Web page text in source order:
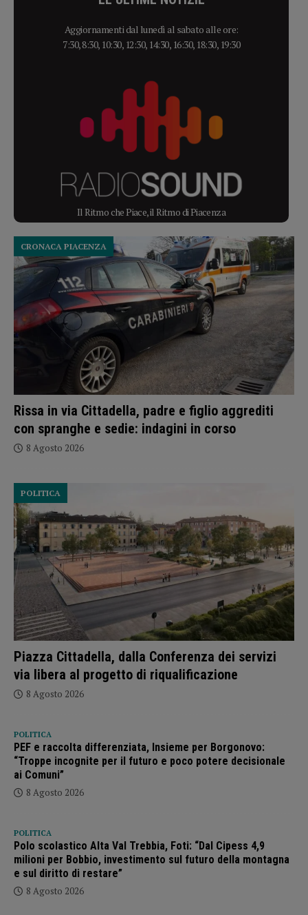
Aggiornamenti dal lunedì al sabato alle ore:
7:30, 8:30, 10:30, 12:30, 14:30, 16:30, 18:30, 19:30
Il Ritmo che Piace, il Ritmo di Piacenza
Rissa in via Cittadella, padre e figlio aggrediti
con spranghe e sedie: indagini in corso
CRONACA PIACENZA
8 Agosto 2026
Piazza Cittadella, dalla Conferenza dei servizi
via libera al progetto di riqualificazione
POLITICA
8 Agosto 2026
POLITICA
PEF e raccolta differenziata, Insieme per Borgonovo:
“Troppe incognite per il futuro e poco potere decisionale
ai Comuni”
8 Agosto 2026
POLITICA
Polo scolastico Alta Val Trebbia, Foti: “Dal Cipess 4,9
milioni per Bobbio, investimento sul futuro della montagna
e sul diritto di restare”
8 Agosto 2026